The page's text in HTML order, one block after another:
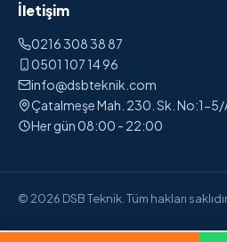
İletişim
0216 308 38 87
0501 107 14 96
info@dsbteknik.com
Çatalmeşe Mah. 230. Sk. No:1-
Her gün 08:00 - 22:00
© 2026 DSB Teknik. Tüm hakları